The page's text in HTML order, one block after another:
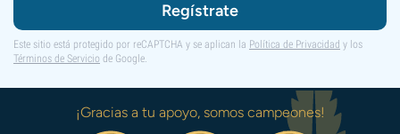
Regístrate
Este sitio está protegido por reCAPTCHA y se aplican la Política de Privacidad y los
Términos de Servicio de Google.
¡Gracias a tu apoyo, somos campeones!